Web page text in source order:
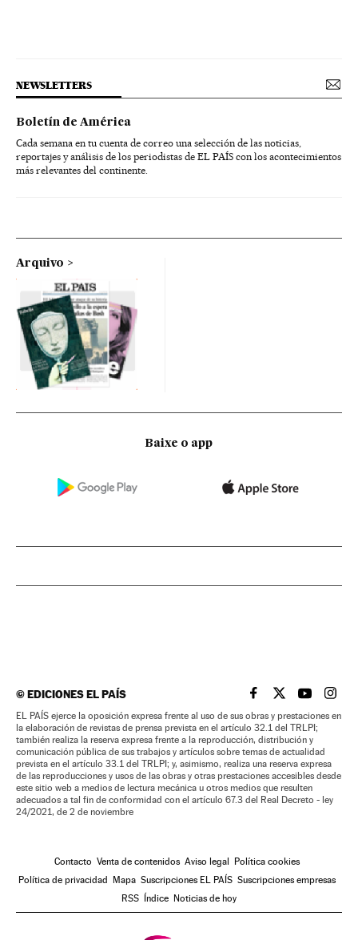
NEWSLETTERS
Boletín de América
Cada semana en tu cuenta de correo una selección de las noticias,
reportajes y análisis de los periodistas de EL PAÍS con los acontecimientos
más relevantes del continente.
Arquivo
Baixe o app
©EDICIONES EL PAÍS EL PAÍS BRASIL EN
EL PAÍSEL PAÍS
EL
EL PAÍS ejerce la oposición expresa frente al uso de sus obras y prestaciones en
la elaboración de revistas de prensa prevista en el artículo 32.1 del TRLPI;
también realiza la reserva expresa frente a la reproducción, distribución y
comunicación pública de sus trabajos y artículos sobre temas de actualidad
prevista en el artículo 33.1 del TRLPI; y, asimismo, realiza una reserva expresa
de las reproducciones y usos de las obras y otras prestaciones accesibles desde
este sitio web a medios de lectura mecánica u otros medios que resulten
adecuados a tal fin de conformidad con el artículo 67.3 del Real Decreto - ley
24/2021, de 2 de noviembre
Contacto Venta de contenidos Aviso legal
Política cookies
Política de privacidad
Mapa Suscripciones EL PAÍS Suscripciones empresas
RSS
Índice Noticias de hoy